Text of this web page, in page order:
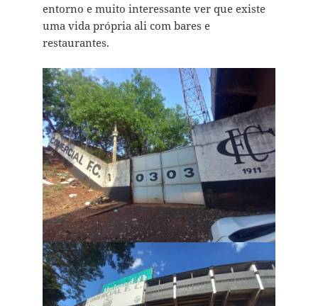
entorno e muito interessante ver que existe
uma vida própria ali com bares e
restaurantes.